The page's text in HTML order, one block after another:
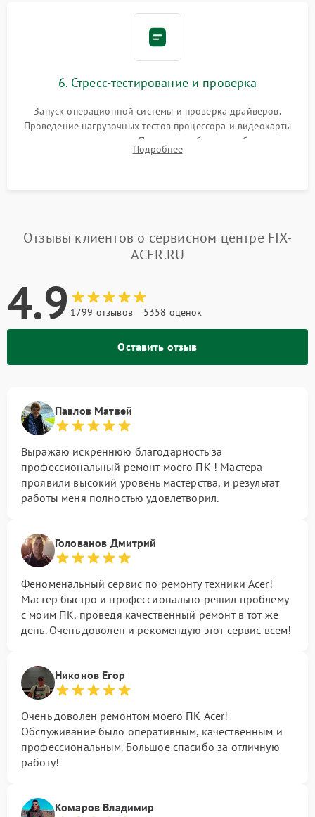
6. Стресс-тестирование и проверка
Запуск операционной системы и проверка драйверов.
Проведение нагрузочных тестов процессора и видеокарты
для контроля температур. Проверка работоспособности всех
USB-портов, аудиовыходов и сетевого подключения.
Подробнее
Отзывы клиентов о сервисном центре FIX-
ACER.RU
4.9 1799 отзывов 5358 оценок
Оставить отзыв
Павлов Матвей
Выражаю искреннюю благодарность за
профессиональный ремонт моего ПК ! Мастера
проявили высокий уровень мастерства, и результат
работы меня полностью удовлетворил.
Голованов Дмитрий
Феноменальный сервис по ремонту техники Acer!
Мастер быстро и профессионально решил проблему
с моим ПК, проведя качественный ремонт в тот же
день. Очень доволен и рекомендую этот сервис всем!
Никонов Егор
Очень доволен ремонтом моего ПК Acer!
Обслуживание было оперативным, качественным и
профессиональным. Большое спасибо за отличную
работу!
Комаров Владимир